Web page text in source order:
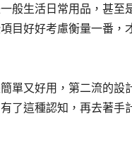
般生活日常用品，甚至
目好好考慮衡量一番，
單又好用，第二流的設
了這種認知，再去著手